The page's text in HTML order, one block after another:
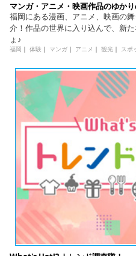
マンガ・アニメ・映画作品のゆか
福岡にある漫画、アニメ、映画の
介！作品の世界に入り込んで、新
ょ♪
福岡 ｜ 体験 ｜ マンガ｜ アニメ ｜ 観光｜ スポ